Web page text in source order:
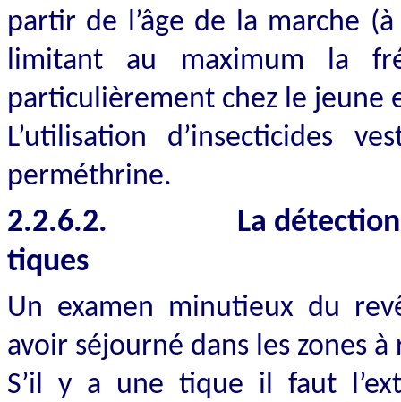
partir de l’âge de la marche
limitant au maximum la
particulièrement chez le jeune
L’utilisation d’insecticides
perméthrine.
2.2.6.2.
La
tiques
Un examen minutieux du
avoir séjourné dans les zones à
S’il y a une tique il faut